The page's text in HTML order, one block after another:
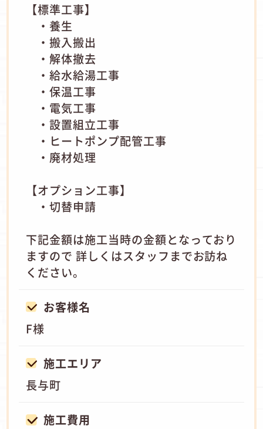
【標準工事】
・養生
・搬入搬出
・解体撤去
・給水給湯工事
・保温工事
・電気工事
・設置組立工事
・ヒートポンプ配管工事
・廃材処理
【オプション工事】
・切替申請
下記金額は施工当時の金額となっており
ますので 詳しくはスタッフまでお訪ね
ください。
お客様名
F様
施工エリア
長与町
施工費用